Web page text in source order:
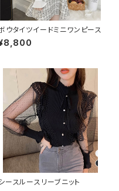
ウタイツイードミニワンピース
ースルースリーブニット